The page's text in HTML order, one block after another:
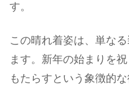
す。
この晴れ着姿は、単な
ます。新年の始まりを
もたらすという象徴的